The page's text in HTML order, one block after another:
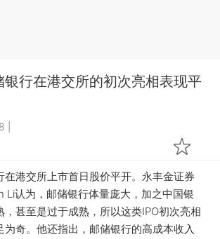
银行在港交所的初次亮相表现平
在港交所上市首日股价平开。永丰金证券
Li认为，邮储银行体量庞大，加之中国银
，甚至是过于成熟，所以这类IPO初次亮相
为奇。他还指出，邮储银行的高成本收入